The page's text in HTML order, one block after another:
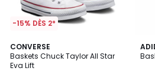
-15% DÈS 2*
CONVERSE
Baskets Chuck Taylor All Star
Eva Lift
/ 5